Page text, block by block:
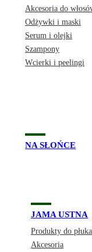
Akcesoria do
Odżywki i maski
Serum i olejki
Szampony
Wcierki i peelingi
NA SŁOŃCE
JAMA USTNA
Produkty do
Akcesoria